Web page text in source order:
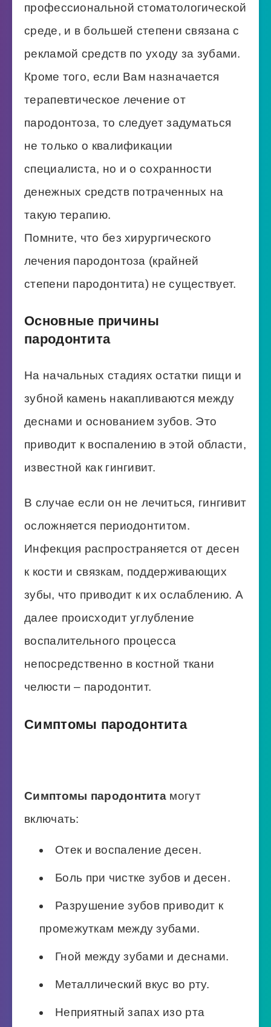
профессиональной стоматологической
среде, и в большей степени связана с
рекламой средств по уходу за зубами.
Кроме того, если Вам назначается
терапевтическое лечение от
пародонтоза, то следует задуматься
не только о квалификации
специалиста, но и о сохранности
денежных средств потраченных на
такую терапию.
Помните, что без хирургического
лечения пародонтоза (крайней
степени пародонтита) не существует.
Основные причины
пародонтита
На начальных стадиях остатки пищи и
зубной камень накапливаются между
деснами и основанием зубов. Это
приводит к воспалению в этой области,
известной как гингивит.
В случае если он не лечиться, гингивит
осложняется периодонтитом.
Инфекция распространяется от десен
к кости и связкам, поддерживающих
зубы, что приводит к их ослаблению. А
далее происходит углубление
воспалительного процесса
непосредственно в костной ткани
челюсти – пародонтит.
Симптомы пародонтита
Симптомы пародонтита могут
включать:
Отек и воспаление десен.
Боль при чистке зубов и десен.
Разрушение зубов приводит к
промежуткам между зубами.
Гной между зубами и деснами.
Металлический вкус во рту.
Неприятный запах изо рта